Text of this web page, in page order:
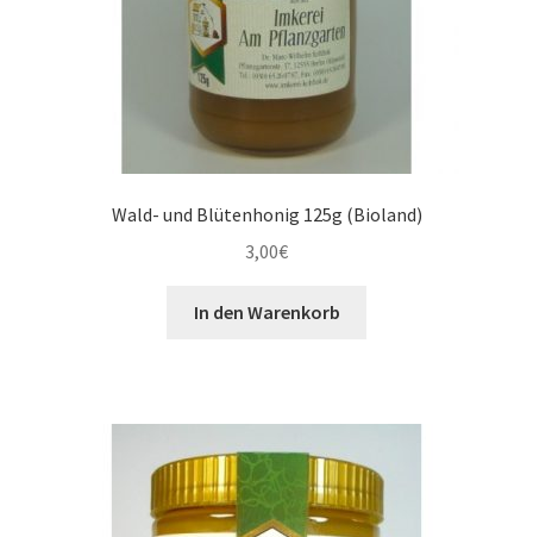
Wald- und Blütenhonig 125g (Bioland)
3,00€
In den Warenkorb